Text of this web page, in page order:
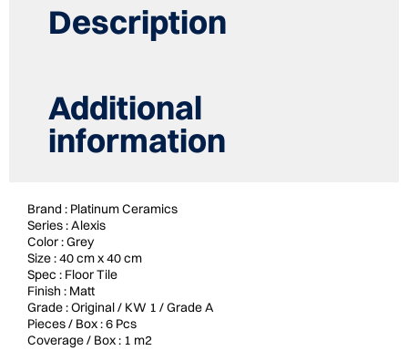
Description
Additional
information
Brand : Platinum Ceramics
Series : Alexis
Color : Grey
Size : 40 cm x 40 cm
Spec : Floor Tile
Finish : Matt
Grade : Original / KW 1 / Grade A
Pieces / Box : 6 Pcs
Coverage / Box : 1 m2